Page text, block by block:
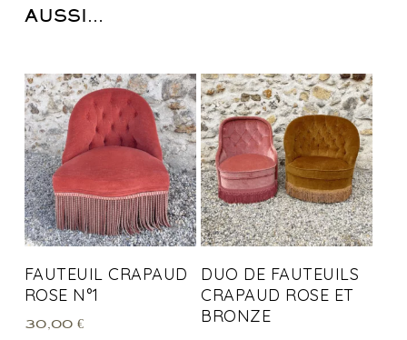
AUSSI…
FAUTEUIL CRAPAUD
ROSE N°1
30,00 €
DUO DE FAUTEUILS
CRAPAUD ROSE ET
BRONZE